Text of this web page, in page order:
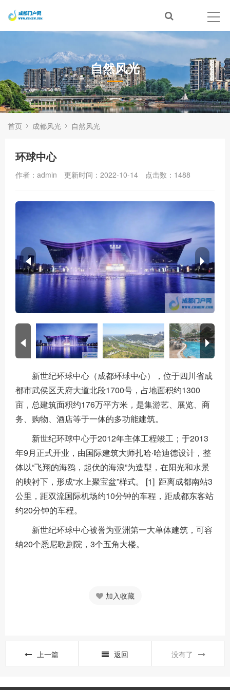
自然风光
首页 成都风光 自然风光
环球中心
作者：admin 更新时间：2022-10-14 点击数： 1488
新世纪环球中心（成都环球中心），位于四川省成
都市武侯区天府大道北段1700号，占地面积约1300
亩，总建筑面积约176万平方米，是集游艺、展览、商
务、购物、酒店等于一体的多功能建筑。
新世纪环球中心于2012年主体工程竣工；于2013
年9月正式开业，由国际建筑大师扎哈·哈迪德设计，整
体以“飞翔的海鸥，起伏的海浪”为造型，在阳光和水景
的映衬下，形成“水上聚宝盆”样式。 [1] 距离成都南站3
公里，距双流国际机场约10分钟的车程，距成都东客站
约20分钟的车程。
新世纪环球中心被誉为亚洲第一大单体建筑，可容
纳20个悉尼歌剧院，3个五角大楼。
加入收藏
上一篇 返回 没有了